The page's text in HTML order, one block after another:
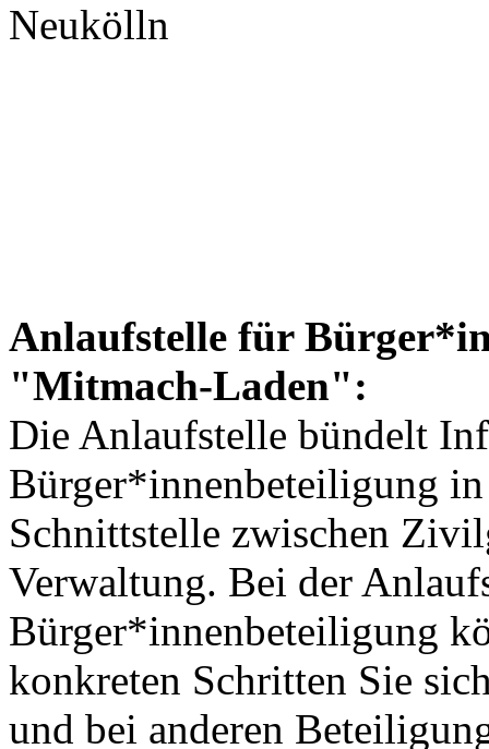
Neukölln
Anlaufstelle für
"Mitmach-Laden":
Die Anlaufstelle bündelt
Bürger*innenbeteiligung
Schnittstelle zwischen
Verwaltung. Bei der
Bürger*innenbeteiligung
konkreten Schritten Sie
und bei anderen